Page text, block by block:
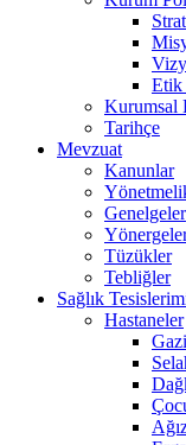
Etik
Kurumsal
Tarihçe
Mevzuat
Kanunlar
Genelgeler
Tüzükler
Tebliğler
Sağlık
Hastaneler